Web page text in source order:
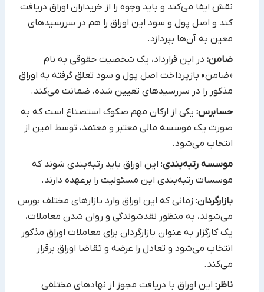
نقش ایفا می‌کند و باید وجوه را از خریداران اوراق دریافت
کند و اصل ‏پول و سود این اوراق را هم در سررسیدهای
معین به آن‌ها بپردازد. ‏
ضامن: در این قرارداد، یک شخصیت حقوقی به نام
«ضامن» بازپرداخت اصل پول و سود تعلق گرفته به اوراق
مذکور را در ‏سررسیدهای تعیین شده، ضمانت می‌کند.‏
حسابرس: یکی از ارکان مهم صکوک استصناع است که به
صورت یک موسسه مالی معتبر و معتمد، توسط امین از
انتخاب ‏می‌شود.‏
موسسه رتبه‌بندی: این اوراق باید رتبه‌بندی شوند که
موسسات رتبه‌بندی این مسئولیت را برعهده دارند.‏
بازارگردان: زمانی که این اوراق وارد بازارهای مختلف بورس
می‌شوند، به منظور نقدشوندگی و روان شدن معاملات،
یک کارگزار ‏به عنوان بازارگردان برای معاملات اوراق مذکور
انتخاب می‌شود و تعادل را عرضه و تقاضا اوراق برقرار
می‌کند.‏
ناظر: این اوراق با دریافت مجوز از نهادهای مختلفی